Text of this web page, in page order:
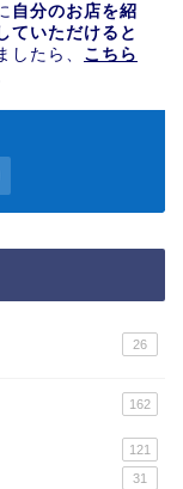
自分のお店を紹
ていただけると
したら、 こちら
26
162
121
31